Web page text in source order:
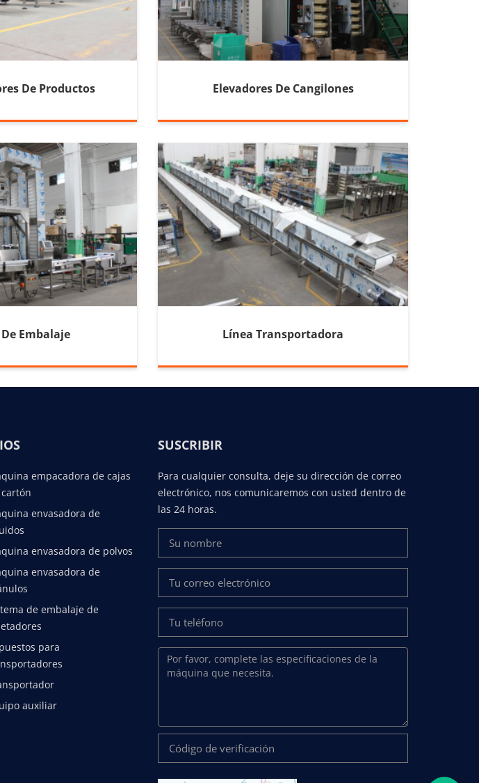
De Productos
Elevadores De Cangilones
Embalaje Línea Transportadora
empacadora de cajas
envasadora de
envasadora de polvos
envasadora de
de embalaje de
para
auxiliar
SUSCRIBIR
Para cualquier consulta, deje su dirección de correo
electrónico, nos comunicaremos con usted dentro de
las 24 horas.